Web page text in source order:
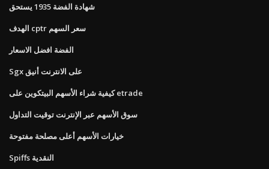
شهادة الفضة 1935 يستحق
الهدف cptr سعر السهم
الفضة افضل الاسعار
Sgx على الانترنت أنيق
كيفية شراء الأسهم البيتكوين على etrade
سوق الأسهم عبر الإنترنت توقيت التداول
خيارات الأسهم أعلى مصلحة مفتوحة
Spiffs النقدية